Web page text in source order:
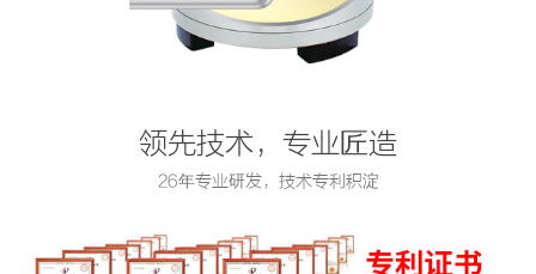
领先技术，专业匠造
26年专业研发，技术专利积淀